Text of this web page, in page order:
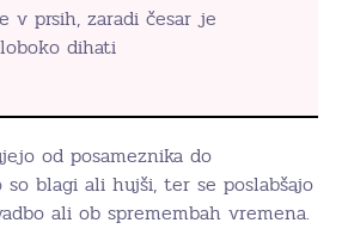
v prsih, zaradi česar je
dihati
od posameznika do
so blagi ali hujši, ter se poslabšajo
ali ob spremembah vremena.